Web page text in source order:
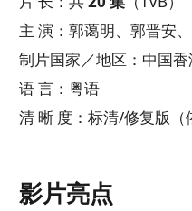
主 演：郭蔼明、郭晋安
制片国家／地区：中国香
语 言：粤语
清 晰 度：标清/修复版（
影片亮点